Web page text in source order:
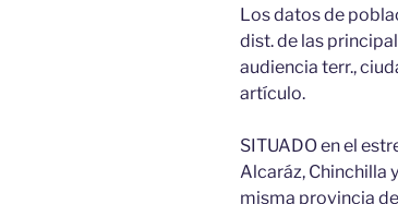
Los datos de
dist. de las
audiencia terr.,
artículo.
SITUADO en el
Alcaráz, Chinchilla
misma provincia de